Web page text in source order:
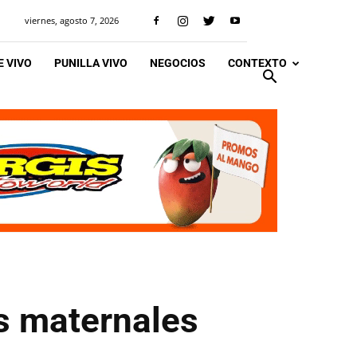
viernes, agosto 7, 2026
VIVO PUNILLA VIVO NEGOCIOS CONTEXTO
maternales